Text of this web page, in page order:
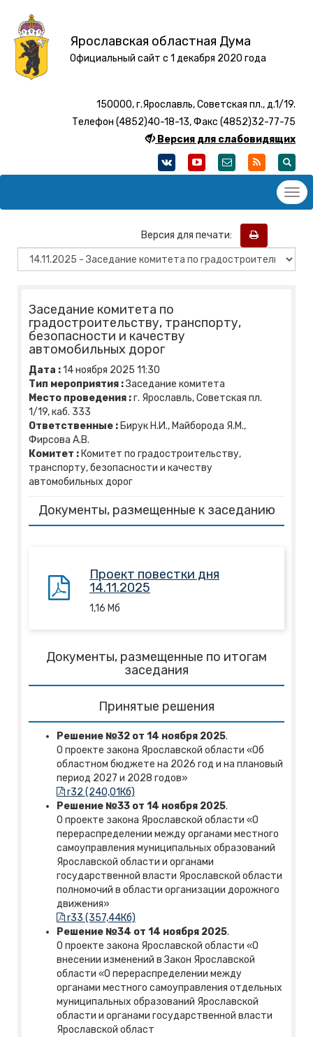
Ярославская областная Дума
Официальный сайт с 1 декабря 2020 года
150000, г.Ярославль, Советская пл., д.1/19.
Телефон (4852)40-18-13, Факс (4852)32-77-75
Версия для слабовидящих
Версия для печати:
Заседание комитета по
градостроительству, транспорту,
безопасности и качеству
автомобильных дорог
Дата :14ноября 2025 11:30
Тип мероприятия :Заседание комитета
Место проведения :г. Ярославль, Советская пл.
1/19, каб. 333
Ответственные : Бирук Н.И., Майборода Я.М.,
Фирсова А.В.
Комитет : Комитет по градостроительству,
транспорту, безопасности и качеству
автомобильных дорог
Документы, размещенные к заседанию
Проект повестки дня
14.11.2025
1,16 Mб
Документы, размещенные по итогам
заседания
Принятые решения
Решение №32 от 14 ноября 2025.
О проекте закона Ярославской области «Об
областном бюджете на 2026 год и на плановый
период 2027 и 2028 годов»
r32 (240,01Кб)
Решение №33 от 14 ноября 2025.
О проекте закона Ярославской области «О
перераспределении между органами местного
самоуправления муниципальных образований
Ярославской области и органами
государственной власти Ярославской области
полномочий в области организации дорожного
движения»
r33 (357,44Кб)
Решение №34 от 14 ноября 2025.
О проекте закона Ярославской области «О
внесении изменений в Закон Ярославской
области «О перераспределении между
органами местного самоуправления отдельных
муниципальных образований Ярославской
области и органами государственной власти
Ярославской област